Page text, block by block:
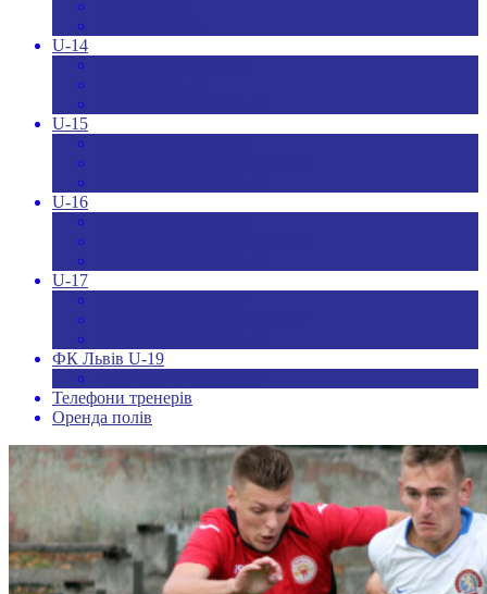
U-14
U-15
U-16
U-17
ФК Львів U-19
Телефони тренерів
Оренда полів